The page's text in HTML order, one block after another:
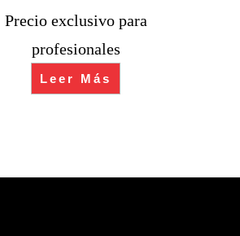
Precio exclusivo para
profesionales
Leer Más